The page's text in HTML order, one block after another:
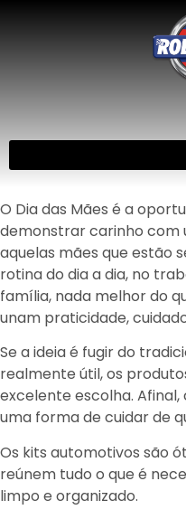
O Dia das Mães é a
demonstrar carinho com
aquelas mães que estão
rotina do dia a dia, no
família, nada melhor do
unam praticidade,
Se a ideia é fugir do
realmente útil, os
excelente escolha.
uma forma de cuidar de
Os kits automotivos são
reúnem tudo o que é
limpo e organizado.